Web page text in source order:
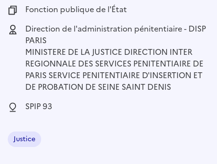
Fonction publique :
Fonction publique de l'État
Employeur :
Direction de l'administration pénitentiaire - DISP
PARIS
MINISTERE DE LA JUSTICE DIRECTION INTER
REGIONNALE DES SERVICES PENITENTIAIRE DE
PARIS SERVICE PENITENTIAIRE D'INSERTION ET
DE PROBATION DE SEINE SAINT DENIS
Localisation :
SPIP 93
Domaine :
Justice